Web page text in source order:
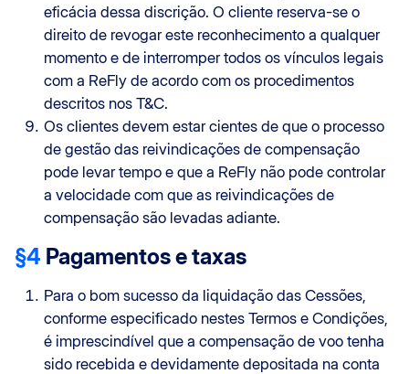
eficácia dessa discrição. O cliente reserva-se o
direito de revogar este reconhecimento a qualquer
momento e de interromper todos os vínculos legais
com a ReFly de acordo com os procedimentos
descritos nos T&C.
Os clientes devem estar cientes de que o processo
de gestão das reivindicações de compensação
pode levar tempo e que a ReFly não pode controlar
a velocidade com que as reivindicações de
compensação são levadas adiante.
§4 Pagamentos e taxas
Para o bom sucesso da liquidação das Cessões,
conforme especificado nestes Termos e Condições,
é imprescindível que a compensação de voo tenha
sido recebida e devidamente depositada na conta